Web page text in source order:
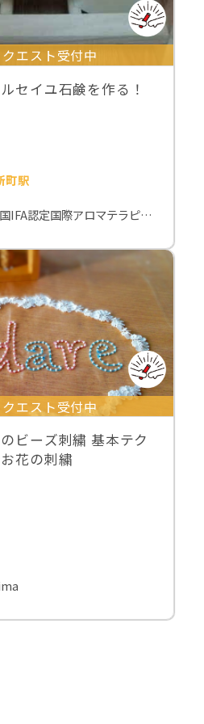
エスト受付中
セイユ石鹸を作る！
町駅
中山久美子(英国IFA認定国際アロマテラピスト）
エスト受付中
ビーズ刺繍 基本テク
花の刺繍